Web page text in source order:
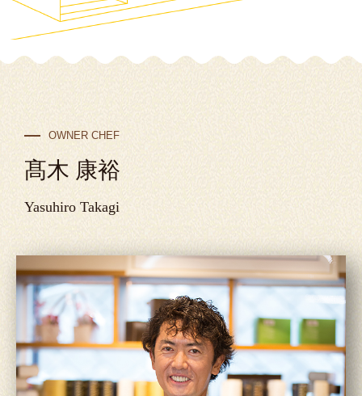
OWNER CHEF
髙木 康裕
Yasuhiro Takagi